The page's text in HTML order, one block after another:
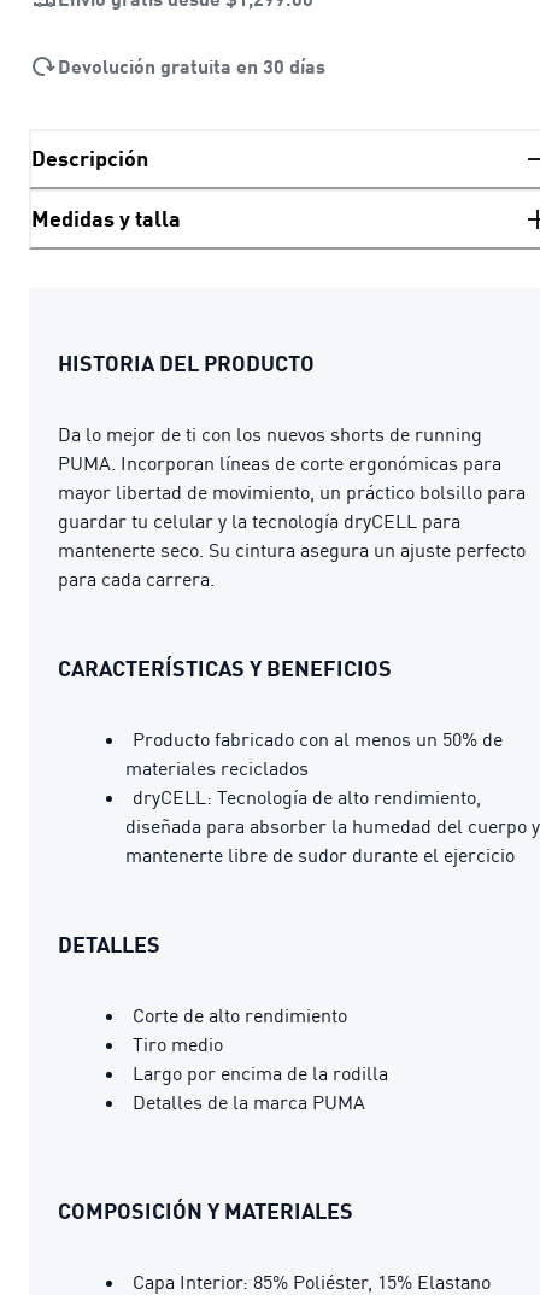
Devolución gratuita en 30 días
Descripción
Medidas y talla
HISTORIA DEL PRODUCTO
Da lo mejor de ti con los nuevos shorts de running
PUMA. Incorporan líneas de corte ergonómicas para
mayor libertad de movimiento, un práctico bolsillo para
guardar tu celular y la tecnología dryCELL para
mantenerte seco. Su cintura asegura un ajuste perfecto
para cada carrera.
CARACTERÍSTICAS Y BENEFICIOS
Producto fabricado con al menos un 50% de
materiales reciclados
dryCELL: Tecnología de alto rendimiento,
diseñada para absorber la humedad del cuerpo y
mantenerte libre de sudor durante el ejercicio
DETALLES
Corte de alto rendimiento
Tiro medio
Largo por encima de la rodilla
Detalles de la marca PUMA
COMPOSICIÓN Y MATERIALES
Capa Interior: 85% Poliéster, 15% Elastano